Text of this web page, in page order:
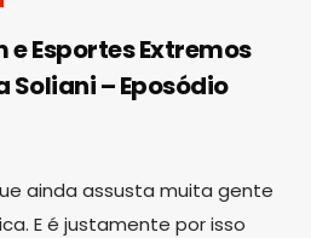
Esportes Extremos
Soliani – Eposódio
ainda assusta muita gente
E é justamente por isso